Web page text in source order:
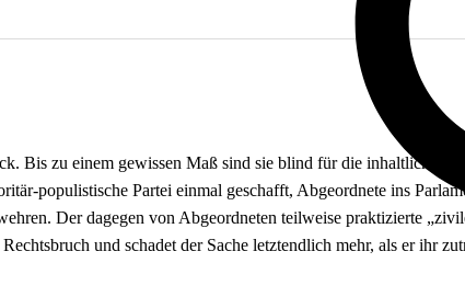
Bis zu einem gewissen Maß sind sie blind für die inhaltliche
populistische Partei einmal geschafft, Abgeordnete ins
Der dagegen von Abgeordneten teilweise praktizierte
und schadet der Sache letztendlich mehr, als er ihr